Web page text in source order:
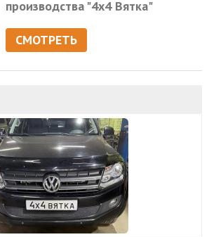
производства "4х4 Вятка"
СМОТРЕТЬ